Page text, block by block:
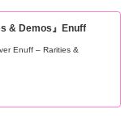
& Demos』Enuff
Enuff – Rarities &